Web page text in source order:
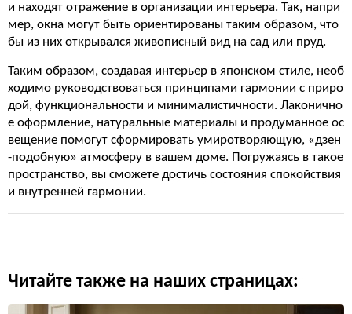
и находят отражение в организации интерьера. Так, напри
мер, окна могут быть ориентированы таким образом, что
бы из них открывался живописный вид на сад или пруд.
Таким образом, создавая интерьер в японском стиле, необ
ходимо руководствоваться принципами гармонии с приро
дой, функциональности и минималистичности. Лаконично
е оформление, натуральные материалы и продуманное ос
вещение помогут сформировать умиротворяющую, «дзен
-подобную» атмосферу в вашем доме. Погружаясь в такое
пространство, вы сможете достичь состояния спокойствия
и внутренней гармонии.
Читайте также на наших страницах: